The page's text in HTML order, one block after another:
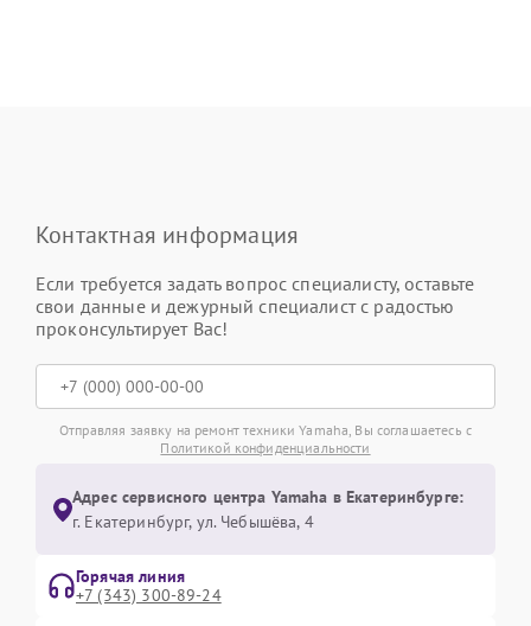
Контактная информация
Если требуется задать вопрос специалисту, оставьте
свои данные и дежурный специалист с радостью
проконсультирует Вас!
Отправляя заявку на ремонт техники Yamaha, Вы соглашаетесь с
Политикой конфиденциальности
Адрес сервисного центра Yamaha в Екатеринбурге:
г. Екатеринбург, ул. Чебышёва, 4
Горячая линия
+7 (343) 300-89-24